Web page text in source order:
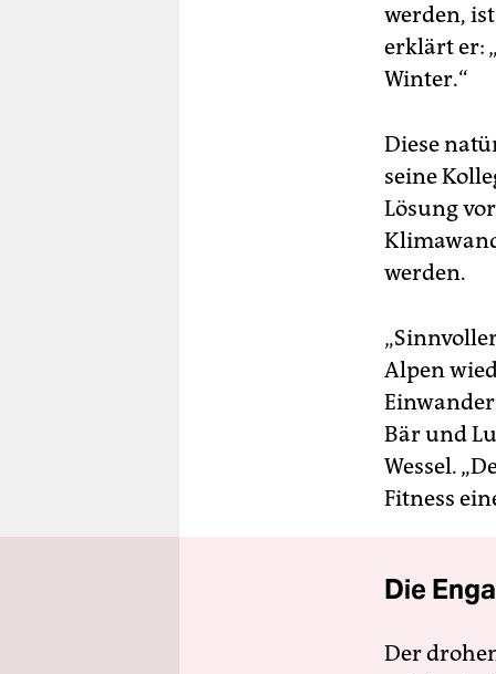
werden,
erklärt er:
Winter.“
Diese
seine
Lösung
werden.
Alpen
Bär und
Wessel.
Fitness
Die
Der